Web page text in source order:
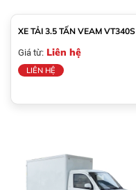
XE TẢI 3.5 TẤN VEAM VT340S
Giá từ: Liên hệ
LIÊN HỆ